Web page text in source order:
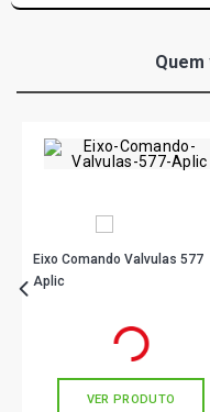
Quem
Eixo Comando Valvulas 577
Aplic
em até 9x de
VER PRODUTO